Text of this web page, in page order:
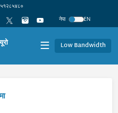
नेपा
EN
Low Bandwidth